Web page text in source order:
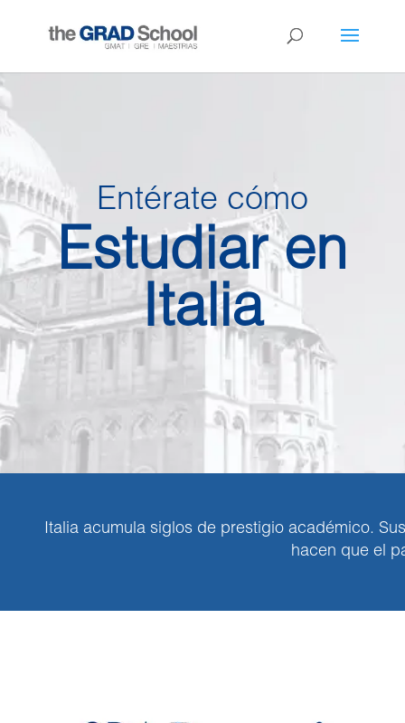
Entérate cómo
Estudiar en
Italia
Italia acumula siglos de prestigio académico.
hacen que el